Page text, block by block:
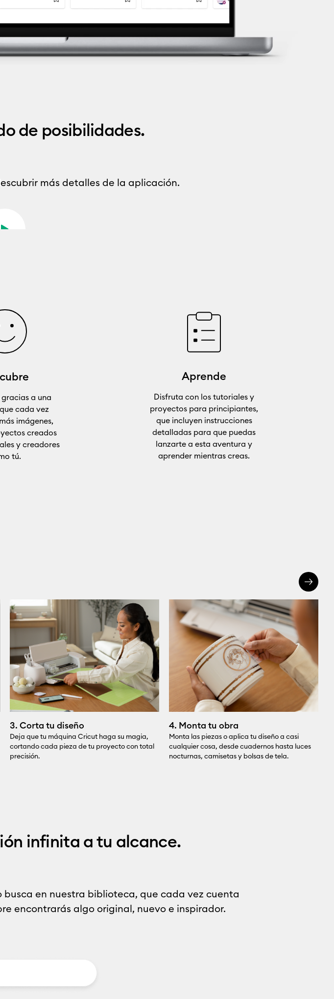
de posibilidades.
más detalles de la aplicación.
a una
cada vez
imágenes,
creados
y creadores
tú.
Aprende
Disfruta con los tutoriales y
proyectos para principiantes,
que incluyen instrucciones
detalladas para que puedas
lanzarte a esta aventura y
aprender mientras creas.
3. Corta tu diseño
Deja que tu máquina Cricut haga su magia,
cortando cada pieza de tu proyecto con total
precisión.
4. Monta tu obra
Monta las piezas o aplica tu diseño a casi
cualquier cosa, desde cuadernos hasta luces
nocturnas, camisetas y bolsas de tela.
infinita a tu alcance.
en nuestra biblioteca, que cada vez cuenta
encontrarás algo original, nuevo e inspirador.